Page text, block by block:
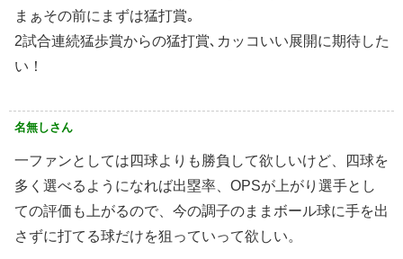
まぁその前にまずは猛打賞｡
2試合連続猛歩賞からの猛打賞､カッコいい展開に期待した
い！
名無しさん
一ファンとしては四球よりも勝負して欲しいけど、四球を
多く選べるようになれば出塁率、OPSが上がり選手とし
ての評価も上がるので、今の調子のままボール球に手を出
さずに打てる球だけを狙っていって欲しい。